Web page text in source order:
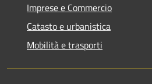
Imprese e Commercio
Catasto e urbanistica
Mobilità e trasporti